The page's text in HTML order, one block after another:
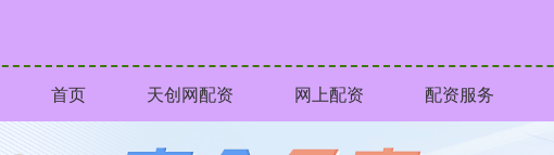
首页 天创网配资 网上配资 配资服务